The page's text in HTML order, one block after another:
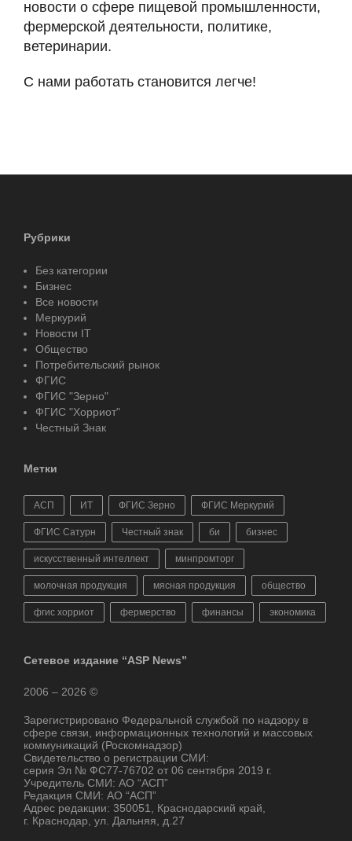
новости о сфере пищевой промышленности,
фермерской деятельности, политике,
ветеринарии.
С нами работать становится легче!
Рубрики
Без категории
Бизнес
Все новости
Меркурий
Новости IT
Общество
Потребительский рынок
ФГИС
ФГИС "Зерно"
ФГИС "Хорриот"
Честный Знак
Метки
АСП ИТ ФГИС Зерно ФГИС Меркурий
ФГИС Сатурн Честный знак би бизнес
искусственный интеллект минпромторг
молочная продукция мясная продукция общество
фгис хорриот фермерство финансы экономика
Сетевое издание “ASP News”
2006 – 2026 ©
Зарегистрировано Федеральной службой по надзору в
сфере связи, информационных технологий и массовых
коммуникаций (Роскомнадзор)
Свидетельство о регистрации СМИ:
серия Эл № ФС77-76702 от 06 сентября 2019 г.
Учредитель СМИ: АО “АСП”
Редакция СМИ: АО “АСП”
Адрес редакции: 350051, Краснодарский край,
г. Краснодар, ул. Дальняя, д.27